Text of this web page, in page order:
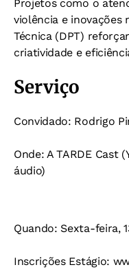
Projetos como o
violência e inovações
Técnica (DPT)
criatividade e
Serviço
Convidado: Rodrigo
Onde: A TARDE Cast
áudio)
Quando: Sexta-feira,
Inscrições Estágio: